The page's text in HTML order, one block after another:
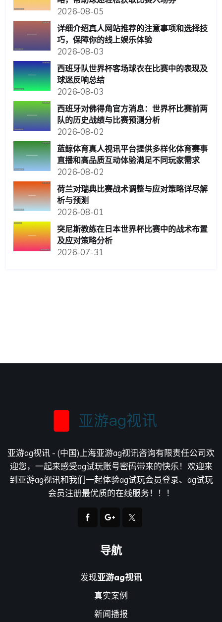
新闻播报
公司服务
咨询ag试玩会员登录
推荐文章
韩国vs捷克世界杯比赛门票购买途径全攻
略，帮助球迷轻松获取比赛入场券
2026-08-05
详细介绍真人网站推荐的注意事项和选择技
巧，保障你的线上娱乐体验
2026-08-03
西班牙队世界杯客场球衣在比赛中的表现及
球迷反响总结
2026-08-03
西班牙对佛得角官方消息：世界杯比赛前两
队的历史战绩与比赛预测分析
突尼斯教练在日本世界杯比赛中的战术布置
迎您，一起来感受ag试玩账号密码带来的快乐！欢迎来
到亚游ag视讯和我们一起体验ag试玩会员登录、ag试玩